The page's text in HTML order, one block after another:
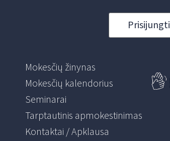
Prisijungti
Mokesčių žinynas
Mokesčių kalendorius
Seminarai
Tarptautinis apmokestinimas
Kontaktai / Apklausa